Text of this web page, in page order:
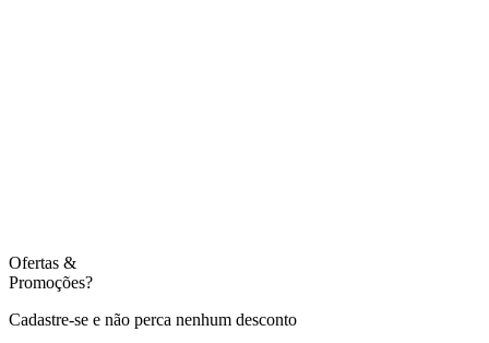
Ofertas &
Promoções?
Cadastre-se e não perca nenhum desconto